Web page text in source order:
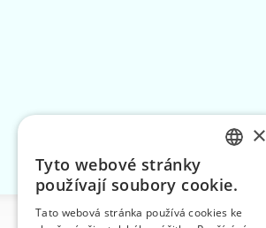
Informace
×
Tyto webové stránky
používají soubory cookie.
Tato webová stránka používá cookies ke